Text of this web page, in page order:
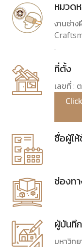
หมวด
งานช่า
.
ที่ตั้ง
เลขที่ :
ชื่อผู้ใ
ช่องท
ผู้บันทึ
มหาวิท